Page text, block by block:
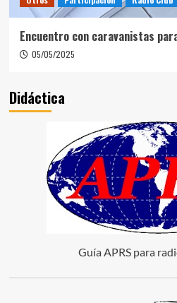
Encuentro con caravanistas
05/05/2025
Didáctica
Guía APRS para